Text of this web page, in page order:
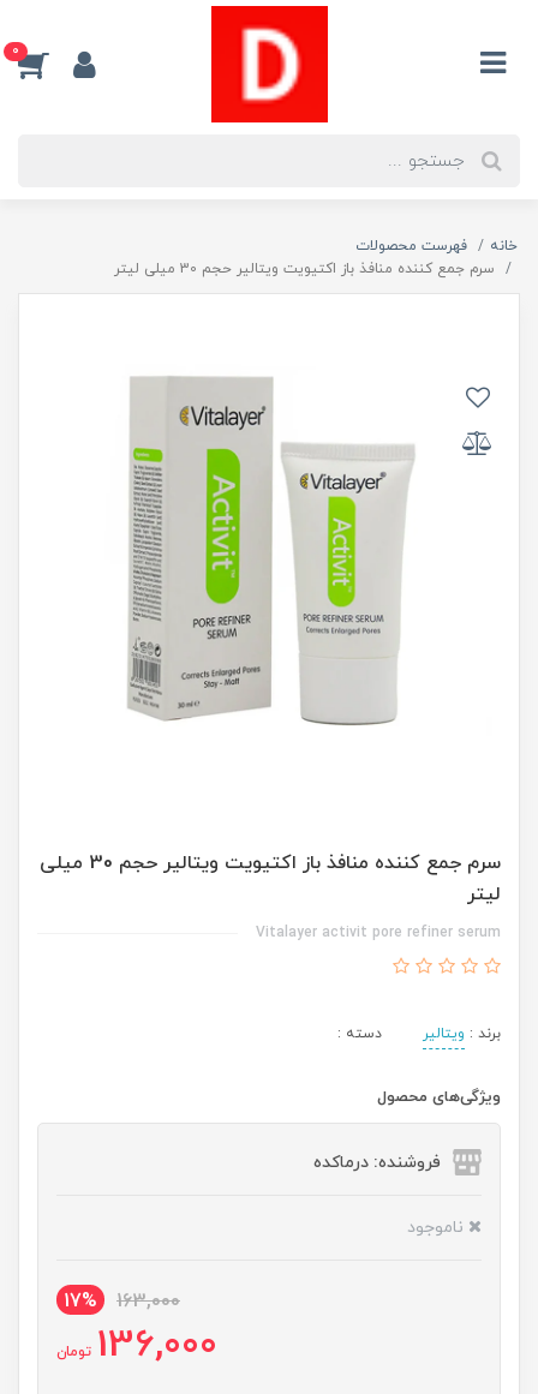
0
خانه
فهرست محصولات
سرم جمع کننده منافذ باز اکتیویت ویتالیر حجم 30 میلی لیتر
سرم جمع کننده منافذ باز اکتیویت ویتالیر حجم 30 میلی
لیتر
Vitalayer activit pore refiner serum
برند : ویتالیر دسته :
ویژگی‌های محصول
فروشنده: درماکده
ناموجود
163,000
17%
136,000 تومان